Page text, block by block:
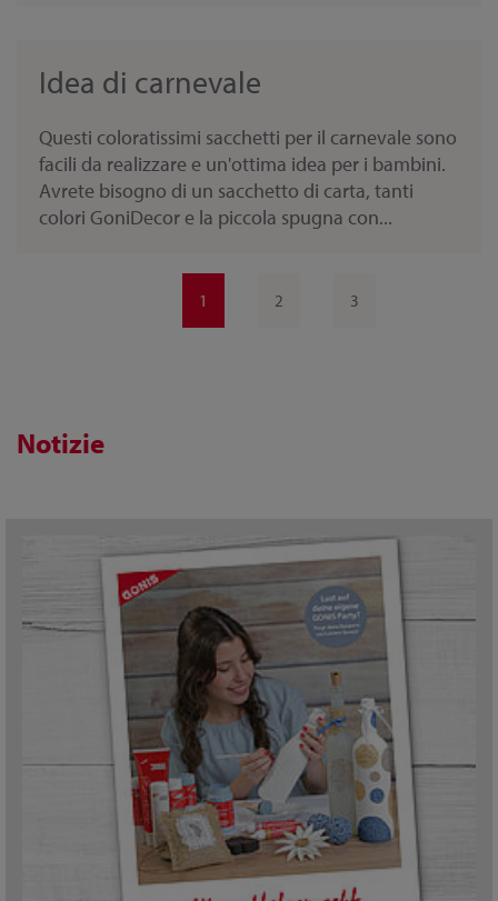
Idea di carnevale
Questi coloratissimi sacchetti per il carnevale sono
facili da realizzare e un'ottima idea per i bambini.
Avrete bisogno di un sacchetto di carta, tanti
colori GoniDecor e la piccola spugna con...
1 2 3
Notizie